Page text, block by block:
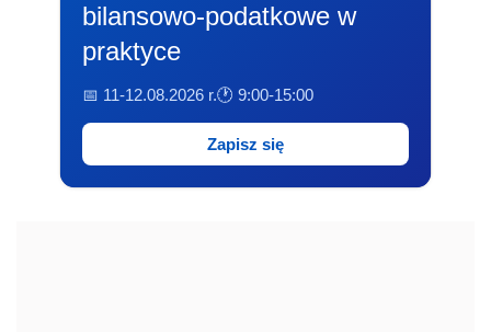
bilansowo-podatkowe w
praktyce
📅 11-12.08.2026 r.🕐 9:00-15:00
Zapisz się